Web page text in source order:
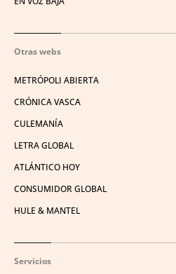
Otras webs
METRÓPOLI ABIERTA
CRÓNICA VASCA
CULEMANÍA
LETRA GLOBAL
ATLÁNTICO HOY
CONSUMIDOR GLOBAL
HULE & MANTEL
Servicios